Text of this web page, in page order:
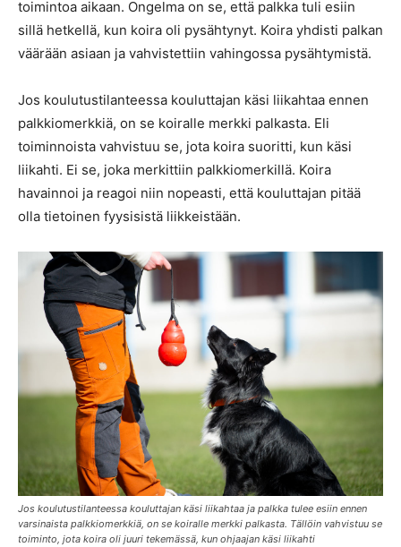
toimintoa aikaan. Ongelma on se, että palkka tuli esiin
sillä hetkellä, kun koira oli pysähtynyt. Koira yhdisti palkan
väärään asiaan ja vahvistettiin vahingossa pysähtymistä.
Jos koulutustilanteessa kouluttajan käsi liikahtaa ennen
palkkiomerkkiä, on se koiralle merkki palkasta. Eli
toiminnoista vahvistuu se, jota koira suoritti, kun käsi
liikahti. Ei se, joka merkittiin palkkiomerkillä. Koira
havainnoi ja reagoi niin nopeasti, että kouluttajan pitää
olla tietoinen fyysisistä liikkeistään.
Jos koulutustilanteessa kouluttajan käsi liikahtaa ja palkka tulee esiin ennen
varsinaista palkkiomerkkiä, on se koiralle merkki palkasta. Tällöin vahvistuu se
toiminto, jota koira oli juuri tekemässä, kun ohjaajan käsi liikahti